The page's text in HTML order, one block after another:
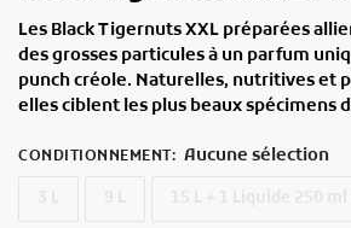
Les Black Tigernuts XXL préparées
des grosses particules à un parfum
punch créole. Naturelles, nutritives et
elles ciblent les plus beaux spécimens
CONDITIONNEMENT: Aucune sélection